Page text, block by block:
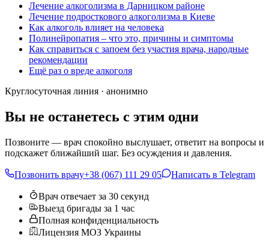
Лечение алкоголизма в Дарницком районе
Лечение подросткового алкоголизма в Киеве
Как алкоголь влияет на человека
Полинейропатия – что это, причины и симптомы
Как справиться с запоем без участия врача, народные
рекомендации
Ещё раз о вреде алкоголя
Круглосуточная линия · анонимно
Вы не останетесь с этим одни
Позвоните — врач спокойно выслушает, ответит на вопросы и
подскажет ближайший шаг. Без осуждения и давления.
Позвонить врачу+38 (067) 111 29 05 Написать в Telegram
Врач отвечает за 30 секунд
Выезд бригады за 1 час
Полная конфиденциальность
Лицензия МОЗ Украины